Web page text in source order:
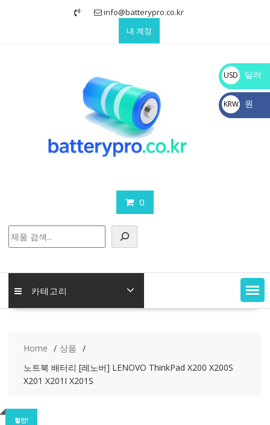
info@batterypro.co.kr
내 계정
0
색
카테고리
Home
상품
노트북 배터리 [레노버] LENOVO ThinkPad X200 X200S
X201 X201I X201S
할인!
USD
$
달러
KRW
₩
원